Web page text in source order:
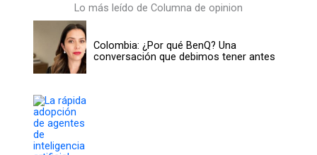
Lo más leído de Columna de opinion
Colombia: ¿Por qué BenQ? Una
conversación que debimos tener antes